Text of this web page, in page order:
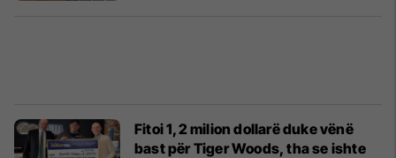
Fitoi 1,2 milion dollarë duke vënë
bast për Tiger Woods, tha se ishte